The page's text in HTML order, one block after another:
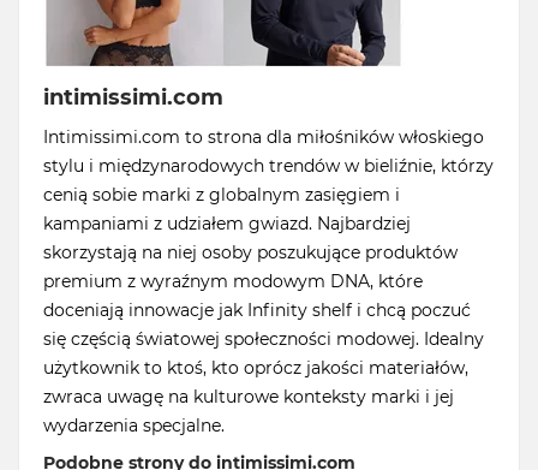
intimissimi.com
Intimissimi.com to strona dla miłośników włoskiego
stylu i międzynarodowych trendów w bieliźnie, którzy
cenią sobie marki z globalnym zasięgiem i
kampaniami z udziałem gwiazd. Najbardziej
skorzystają na niej osoby poszukujące produktów
premium z wyraźnym modowym DNA, które
doceniają innowacje jak Infinity shelf i chcą poczuć
się częścią światowej społeczności modowej. Idealny
użytkownik to ktoś, kto oprócz jakości materiałów,
zwraca uwagę na kulturowe konteksty marki i jej
wydarzenia specjalne.
Podobne strony do intimissimi.com